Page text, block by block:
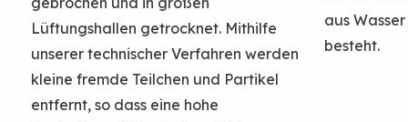
Lüftungshallen getrocknet. Mithilfe
unserer technischer Verfahren werden
kleine fremde Teilchen und Partikel
entfernt, so dass eine hohe
aus
besteht.